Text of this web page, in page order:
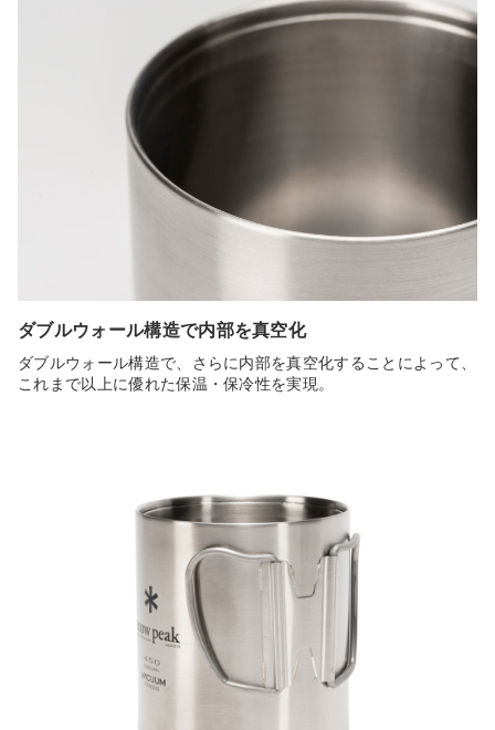
ダブルウォール構造で内部を真空化
ダブルウォール構造で、さらに内部を真空化することによって、
これまで以上に優れた保温・保冷性を実現。